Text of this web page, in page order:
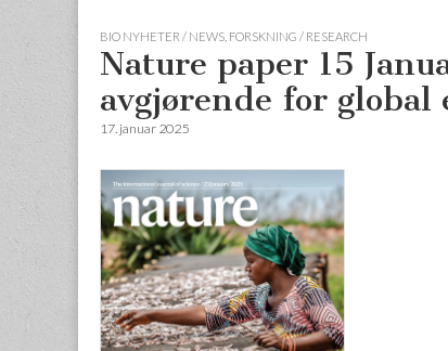
BIO NYHETER / NEWS FORSKNING / RESEARCH
Nature paper 15
avgjørende for
17. januar 2025